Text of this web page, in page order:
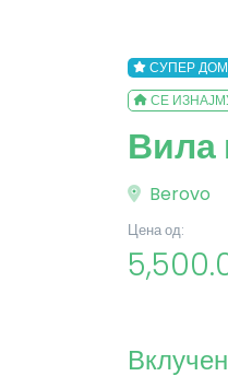
СУПЕР
СЕ
Вила
Berovo
Цена од: